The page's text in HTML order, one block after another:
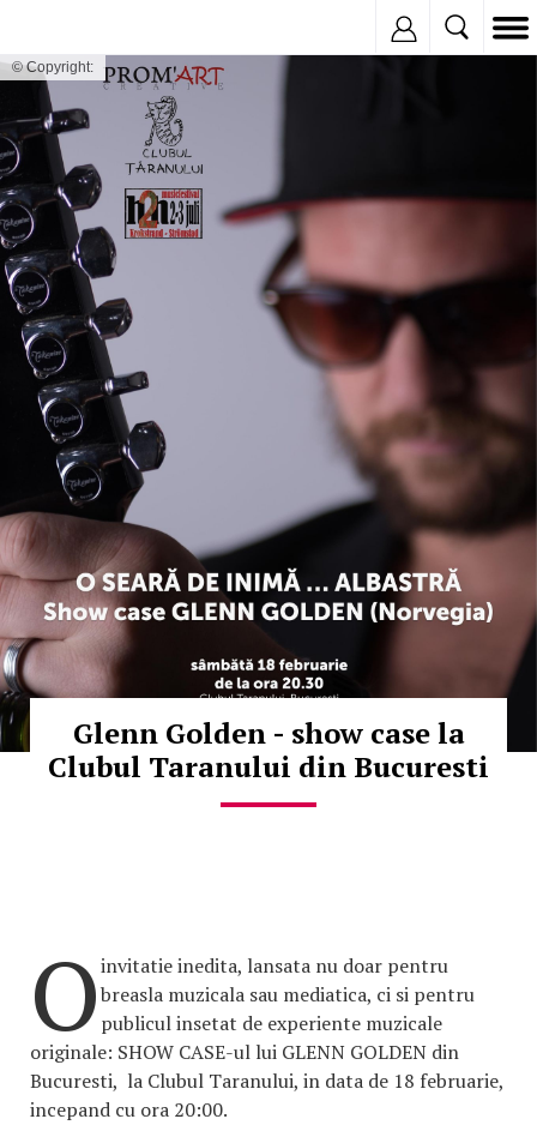
© Copyright:
Glenn Golden - show case la
Clubul Taranului din Bucuresti
Oinvitatie inedita, lansata nu doar pentru
breasla muzicala sau mediatica, ci si pentru
publicul insetat de experiente muzicale
originale: SHOW CASE-ul lui GLENN GOLDEN din
Bucuresti, la Clubul Taranului, in data de 18 februarie,
incepand cu ora 20:00.